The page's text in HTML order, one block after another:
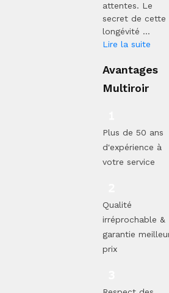
attentes. Le
secret de cette
longévité ...
Lire la suite
Avantages
Multiroir
Plus de 50 ans
d'expérience à
votre service
Qualité
irréprochable &
garantie
prix